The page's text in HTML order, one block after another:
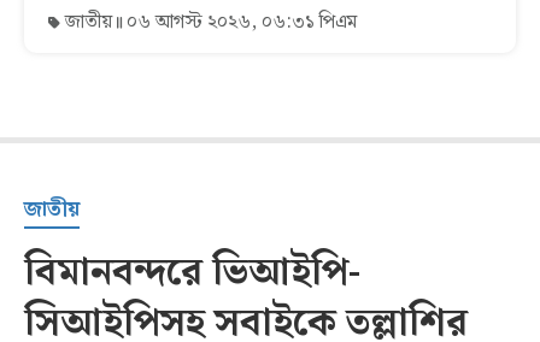
জাতীয় ০৬ আগস্ট ২০২৬, ০৬:৩১ পিএম
জাতীয়
বিমানবন্দরে ভিআইপি-
সিআইপিসহ সবাইকে তল্লাশির